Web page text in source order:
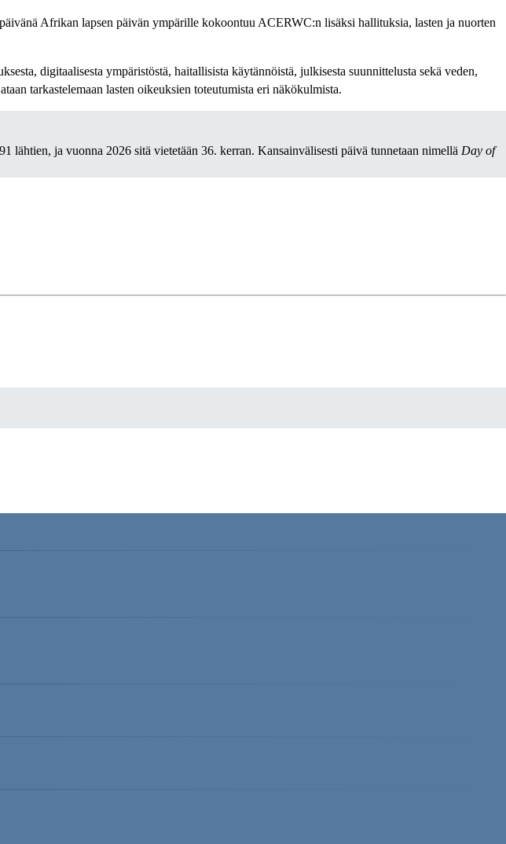
Afrikan lapsen päivän ympärille kokoontuu ACERWC:n lisäksi hallituksia, lasten ja nuorten
digitaalisesta ympäristöstä, haitallisista käytännöistä, julkisesta suunnittelusta sekä veden,
tarkastelemaan lasten oikeuksien toteutumista eri näkökulmista.
lähtien, ja vuonna 2026 sitä vietetään 36. kerran. Kansainvälisesti päivä tunnetaan nimellä Day of